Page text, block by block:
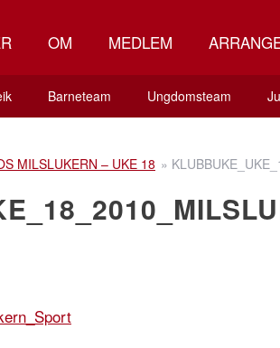
OM MEDLEM
Barneteam Ungdomsteam
MILSLUKERN – UKE 18 »